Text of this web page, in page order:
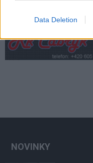
Data Deletion
NOVINKY